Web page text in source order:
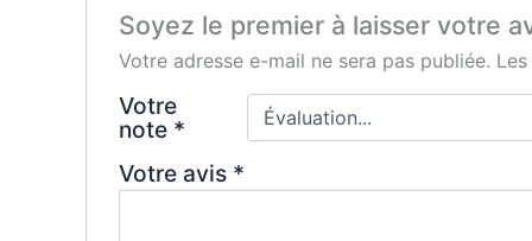
Soyez le premier à laisser votre
Votre adresse e-mail ne sera pas publiée.
Votre
note *
Votre avis *